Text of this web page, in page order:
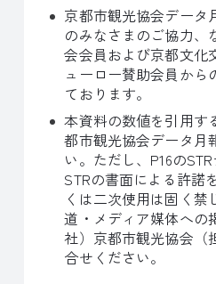
京都市観光協会データ
のみなさまのご協力、
会会員および京都文化
ューロー賛助会員から
ております。
本資料の数値を引用す
都市観光協会データ月
い。ただし、P16の
STRの書面による許諾
くは二次使用は固く
道・メディア媒体への
社）京都市観光協会（
合せください。